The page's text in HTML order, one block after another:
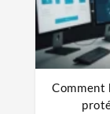
Comment